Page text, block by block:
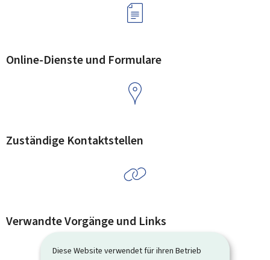
Diese Website verwendet für ihren Betrieb
Online-Dienste und Formulare
Zuständige Kontaktstellen
Verwandte Vorgänge und Links